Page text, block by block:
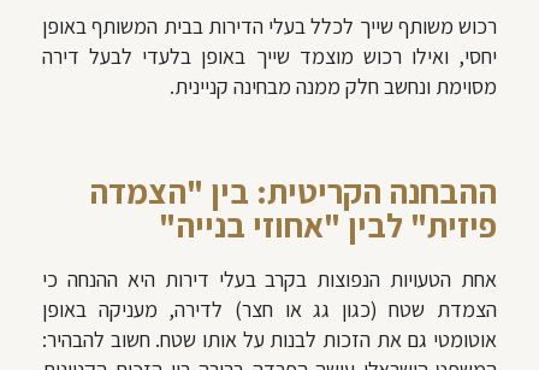
רכוש משותף שייך לכלל בעלי הדירות בבית המשותף באופן
יחסי, ואילו רכוש מוצמד שייך באופן בלעדי לבעל דירה
מסוימת ונחשב חלק ממנה מבחינה קניינית.
ההבחנה הקריטית: בין "הצמדה
פיזית" לבין "אחוזי בנייה"
אחת הטעויות הנפוצות בקרב בעלי דירות היא ההנחה כי
הצמדת שטח (כגון גג או חצר) לדירה, מעניקה באופן
אוטומטי גם את הזכות לבנות על אותו שטח. חשוב להבהיר: